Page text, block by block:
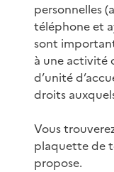
personnelles
téléphone et
sont
à une activité
d’unité
droits
Vous
plaquette de
propose.